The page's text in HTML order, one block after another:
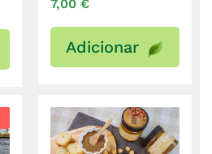
7,00 €
Adicionar